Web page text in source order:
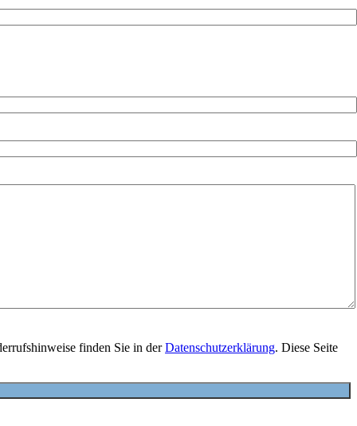
finden Sie in derDatenschutzerklärung. Diese Seite